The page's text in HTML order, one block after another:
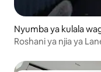
Nyumba ya kulala
Roshani ya njia ya